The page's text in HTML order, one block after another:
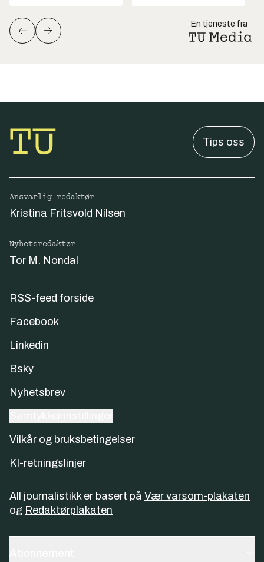
En tjeneste fra
Tips oss
Ansvarlig redaktør
Kristina Fritsvold Nilsen
Nyhetsredaktør
Tor M. Nondal
RSS-feed forside
Facebook
Linkedin
Bsky
Nyhetsbrev
Vilkår og bruksbetingelser
KI-retningslinjer
All journalistikk er basert på Vær varsom-plakaten
og Redaktørplakaten